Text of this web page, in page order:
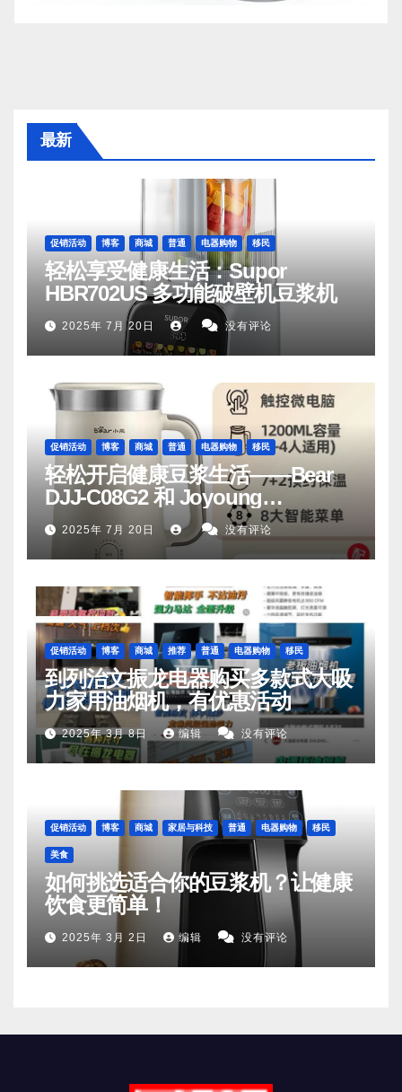
最新
促销活动 博客 商城 普通 电器购物 移民
轻松享受健康生活：Supor
HBR702US 多功能破壁机豆浆机
2025年 7月 20日 没有评论
促销活动 博客 商城 普通 电器购物 移民
轻松开启健康豆浆生活——Bear
DJJ‑C08G2 和 Joyoung
DJ06M‑D53，你值得拥有
2025年 7月 20日 没有评论
促销活动 博客 商城 推荐 普通 电器购物 移民
到列治文振龙电器购买多款式大吸
力家用油烟机，有优惠活动
2025年 3月 8日 编辑 没有评论
促销活动 博客 商城 家居与科技 普通 电器购物 移民
美食
如何挑选适合你的豆浆机？让健康
饮食更简单！
2025年 3月 2日 编辑 没有评论